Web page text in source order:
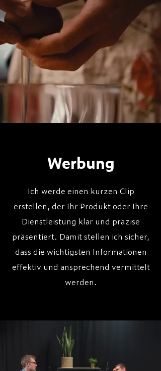
Werbung
Ich werde einen kurzen Clip
erstellen, der Ihr Produkt oder Ihre
Dienstleistung klar und präzise
präsentiert. Damit stellen ich sicher,
dass die wichtigsten Informationen
effektiv und ansprechend vermittelt
werden.